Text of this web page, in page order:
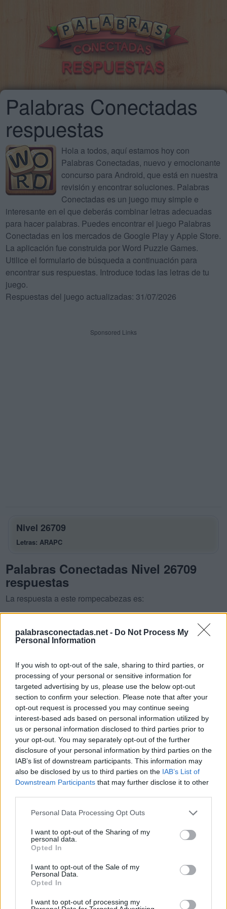
palabrasconectadas.net - Do Not Process My
Personal Information
If you wish to opt-out of the sale, sharing to third parties, or
processing of your personal or sensitive information for
targeted advertising by us, please use the below opt-out
section to confirm your selection. Please note that after your
opt-out request is processed you may continue seeing
interest-based ads based on personal information utilized by
us or personal information disclosed to third parties prior to
your opt-out. You may separately opt-out of the further
disclosure of your personal information by third parties on the
IAB’s list of downstream participants. This information may
also be disclosed by us to third parties on the IAB’s List of
Downstream Participants that may further disclose it to other
Personal Data Processing Opt Outs
I want to opt-out of the Sharing of my
personal data.
Opted In
I want to opt-out of the Sale of my
Personal Data.
Opted In
I want to opt-out of processing my
Palabras Conectadas
respuestas
Hola a todos, aquí estamos hoy con
Palabras Conectadas, nuevo y emocionante
concurso para Android, que está en nuestra
revisión y encontrar soluciones. Palabras
Conectadas es un juego muy simple e
interesante en el que deberás combinar letras adecuadas
para hacer palabras. Puedes encontrar el juego Palabras
Conectadas en los mercados de Google Play y Apple Store.
La aplicación fue construida por Word Puzzle Games.
Utilice el formulario de búsqueda a continuación para
encontrar sus respuestas. Introduce todas las letras de tu
juego.
Respuestas del juego actualizadas: 31/07/2026
Sponsored Links
Nivel 26709
Letras: ARAPC
Palabras Conectadas Nivel 26709
respuestas
La respuesta a este rompecabezas es:
P
A
R
C
A R P
A
Palabras extra:
C
A P
A
A
R P
A
A
R C
A
P
A R
A
R
A P
A
P
A C
A
C
A
BUSCAR MÁS